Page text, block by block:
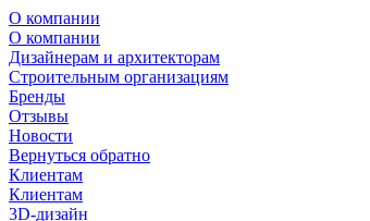
О компании
О компании
Дизайнерам и архитекторам
Строительным организациям
Бренды
Отзывы
Новости
Вернуться обратно
Клиентам
Клиентам
3D-дизайн